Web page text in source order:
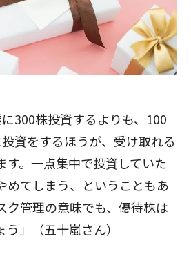
に300株投資するよりも、100
資をするほうが、受け取れる
す。一点集中で投資していた
めてしまう、ということもあ
ク管理の意味でも、優待株は
」（五十嵐さん）